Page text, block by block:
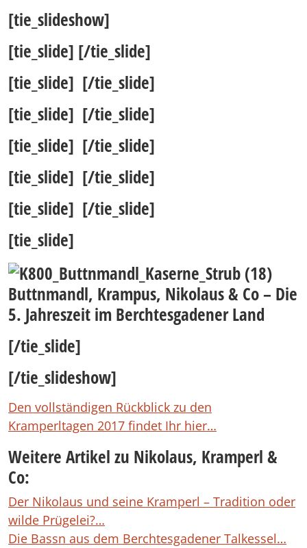
[tie_slideshow]
[tie_slide] [/tie_slide]
[tie_slide] [/tie_slide]
[tie_slide] [/tie_slide]
[tie_slide] [/tie_slide]
[tie_slide] [/tie_slide]
[tie_slide] [/tie_slide]
[tie_slide]
Buttnmandl, Krampus, Nikolaus & Co – Die
5. Jahreszeit im Berchtesgadener Land
[/tie_slide]
[/tie_slideshow]
Den vollständigen Rückblick zu den
Kramperltagen 2017 findet Ihr hier…
Weitere Artikel zu Nikolaus, Kramperl &
Co:
Der Nikolaus und seine Kramperl – Tradition oder
wilde Prügelei?…
Die Bassn aus dem Berchtesgadener Talkessel…